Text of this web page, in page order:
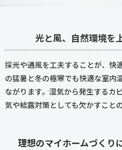
光と風、自然環境を
採光や通風を工夫することが、快
の猛暑と冬の極寒でも快適な室内
ながります。湿気から発生するカ
気や結露対策としても欠かすこと
理想のマイホームづくり